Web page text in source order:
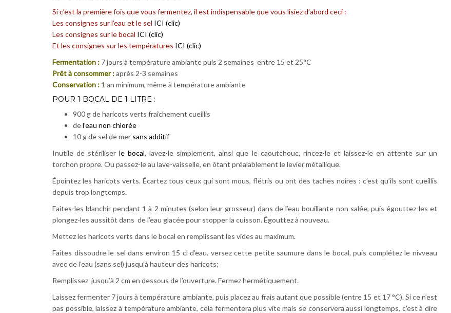
Si c’est la première fois que vous fermentez, il est indispensable que vous lisiez d’abord ceci :
Les consignes sur l’eau et le sel ICI (clic)
Les consignes sur le bocal ICI (clic)
Et les consignes sur les températures ICI (clic)
Fermentation : 7 jours à température ambiante puis 2 semaines entre 15 et 25°C
Prêt à consommer :après 2-3 semaines
Conservation : 1 an minimum, même à température ambiante
POUR 1 BOCAL DE 1 LITRE :
900 g de haricots verts fraîchement cueillis
del’eau non chlorée
10 g de sel de mer sans additif
Inutile de stériliserle bocal, lavez-le simplement, ainsi que le caoutchouc, rincez-le et laissez-le en attente sur un
torchon propre. Ou passez-le au lave-vaisselle, en ôtant préalablement le levier métallique.
Épointez les haricots verts. Écartez tous ceux qui sont mous, flétris ou ont des taches noires : c’est qu’ils sont cueillis
depuis trop longtemps.
Faites-les blanchir pendant 1 à 2 minutes (selon leur grosseur) dans de l’eau bouillante non salée, puis égouttez-les et
plongez-les aussitôt dans de l’eau glacée pour stopper la cuisson. Égouttez à nouveau.
Mettez les haricots verts dans le bocal en remplissant les vides au maximum.
Faites dissoudre le sel dans environ 15 cl d’eau. versez cette petite saumure dans le bocal, puis complétez le nivveau
avec de l’eau (sans sel) jusqu’à hauteur des haricots;
Remplissez jusqu’à 2 cm en dessous de l’ouverture. Fermez hermétiquement.
Laissez fermenter 7 jours à température ambiante, puis placez au frais autant que possible (entre 15 et 17 °C). Si ce n’est
pas possible, laissez à température ambiante, cela fermentera plus vite mais se conservera aussi longtemps, c’est à dire